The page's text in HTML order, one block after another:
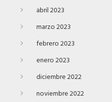
abril 2023
marzo 2023
febrero 2023
enero 2023
diciembre 2022
noviembre 2022